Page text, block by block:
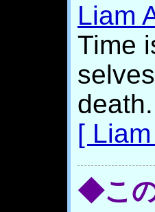
Liam
Time
death.
[
◆こ